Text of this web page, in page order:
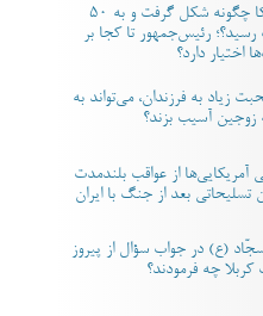
«علت پس نگرفتن فدک
آمریکا چگونه شکل گرفت و به ۵۰
رسید؟؛ رئیس‌جمهور تا کجا بر
اختیار دارد؟
زیاد به فرزندان، می‌تواند به
زوجین آسیب بزند؟
آمریکایی‌ها از عواقب بلندمدت
تسلیحاتی بعد از جنگ با ایران
سجّاد (ع) در جواب سؤال از پیروز
چه فرمودند؟